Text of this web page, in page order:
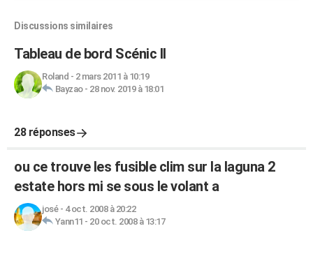
Discussions similaires
Tableau de bord Scénic II
Roland - 2 mars 2011 à 10:19
Bayzao- 28 nov. 2019 à 18:01
28 réponses
ou ce trouve les fusible clim sur la laguna 2
estate hors mi se sous le volant a
josé- 4 oct. 2008 à 20:22
Yann11 - 20 oct. 2008 à 13:17